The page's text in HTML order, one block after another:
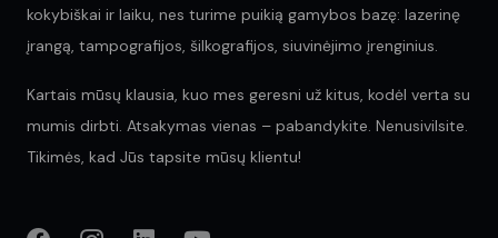
kokybiškai ir laiku, nes turime puikią gamybos bazę: lazerinę
įrangą, tampografijos, šilkografijos, siuvinėjimo įrenginius.
Kartais mūsų klausia, kuo mes geresni už kitus, kodėl verta su
mumis dirbti. Atsakymas vienas – pabandykite. Nenusivilsite.
Tikimės, kad Jūs tapsite mūsų klientu!